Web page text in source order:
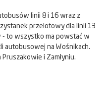
linii 8 i 16 wraz z
przelotowy dla linii 13
- to wszystko ma powstać w
autobusowej na Wośnikach.
i Zamłyniu.